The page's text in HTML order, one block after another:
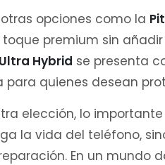
opciones como la
premium sin
Hybrid se presenta
quienes desean
elección, lo
la vida del teléfono,
En un mundo